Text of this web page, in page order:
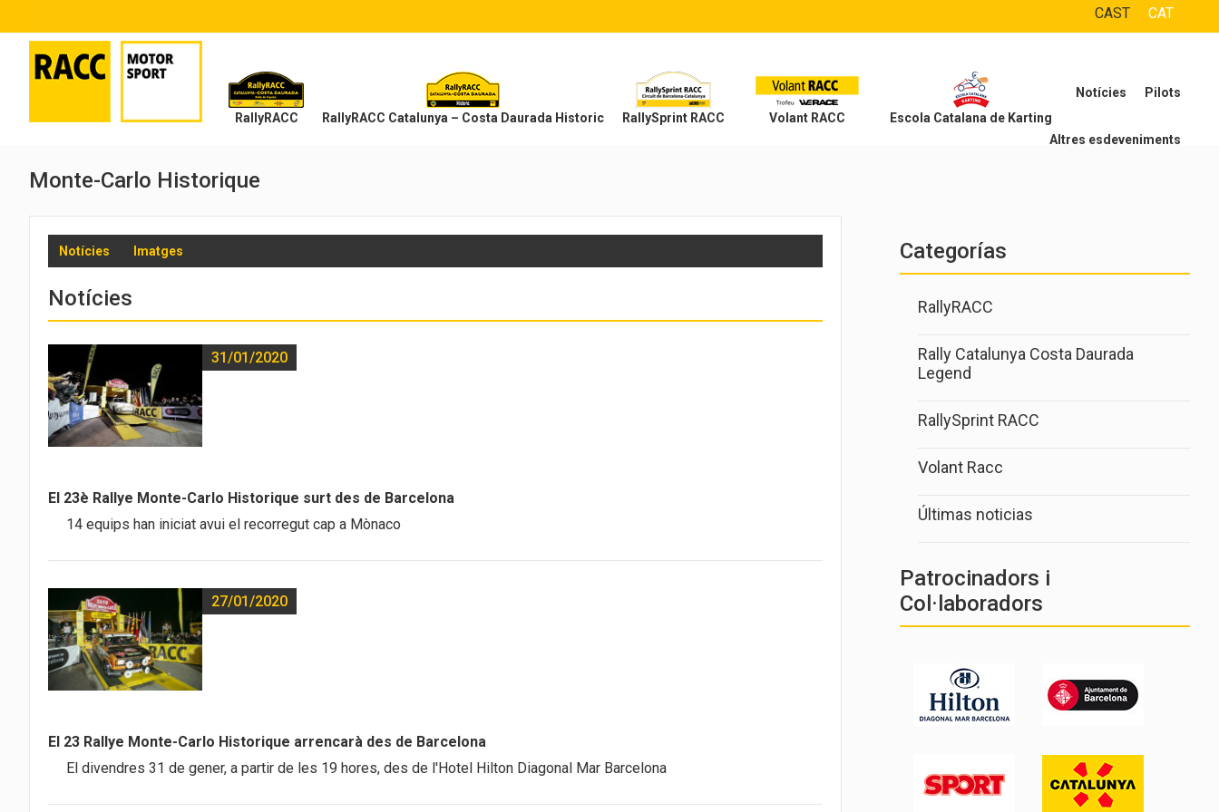
CAST CAT
RallyRACC RallyRACC Catalunya – Costa Daurada Historic RallySprint RACC Volant RACC Escola Catalana de Karting
Pilots
Notícies
Altres esdeveniments
Monte-Carlo Historique
Notícies Imatges
Notícies
31/01/2020
El 23è Rallye Monte-Carlo Historique surt des de Barcelona
14 equips han iniciat avui el recorregut cap a Mònaco
27/01/2020
El 23 Rallye Monte-Carlo Historique arrencarà des de Barcelona
El divendres 31 de gener, a partir de les 19 hores, des de l'Hotel Hilton Diagonal Mar Barcelona
Categorías
RallyRACC
Rally Catalunya Costa Daurada
Legend
RallySprint RACC
Volant Racc
Últimas noticias
Patrocinadors i
Col·laboradors